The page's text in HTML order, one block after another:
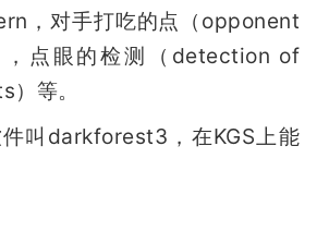
，对手打吃的点（opponent
点眼的检测（detection of
等。
叫darkforest3，在KGS上能